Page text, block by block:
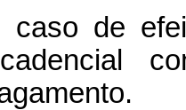
caso de